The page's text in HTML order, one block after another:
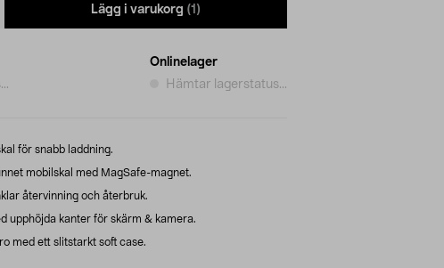
Lägg i varukorg (1)
Onlinelager
Hämtar lagerstatus...
för snabb laddning.
mobilskal med MagSafe-magnet.
återvinning och återbruk.
upphöjda kanter för skärm & kamera.
med ett slitstarkt soft case.